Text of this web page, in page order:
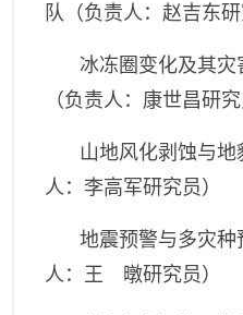
队（负责人：赵吉东研
冰冻圈变化及其
（负责人：康世昌研究
山地风化剥蚀与
人：李高军研究员）
地震预警与多灾
人：王 暾研究员）